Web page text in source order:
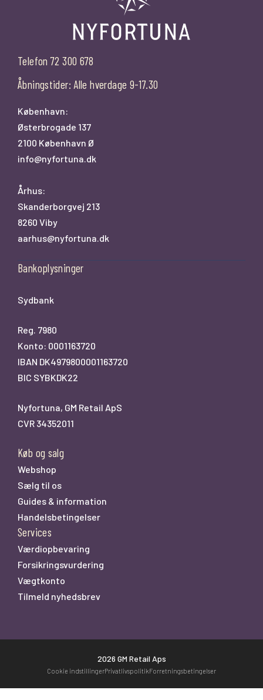
Telefon 72 300 678
Åbningstider: Alle hverdage 9-17.30
København:
Østerbrogade 137
2100 København Ø
info@nyfortuna.dk
Århus:
Skanderborgvej 213
8260 Viby
aarhus@nyfortuna.dk
Bankoplysninger
Sydbank
Reg. 7980
Konto: 0001163720
IBAN DK4979800001163720
BIC SYBKDK22
Nyfortuna, GM Retail ApS
CVR 34352011
Køb og salg
Webshop
Sælg til os
Guides & information
Handelsbetingelser
Services
Værdiopbevaring
Forsikringsvurdering
Vægtkonto
Tilmeld nyhedsbrev
2026 GM Retail Aps
Cookie indstillingerPrivatlivspolitikForretningsbetingelser